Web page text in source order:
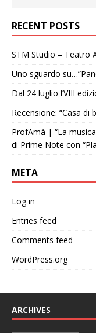
RECENT POSTS
STM Studio – Teatro
Uno sguardo
Dal 24 luglio l’VIII
Recensione: “Casa di
ProfAmà | “La
di Prime Note con
META
Log in
Entries feed
Comments feed
WordPress.org
ARCHIVES